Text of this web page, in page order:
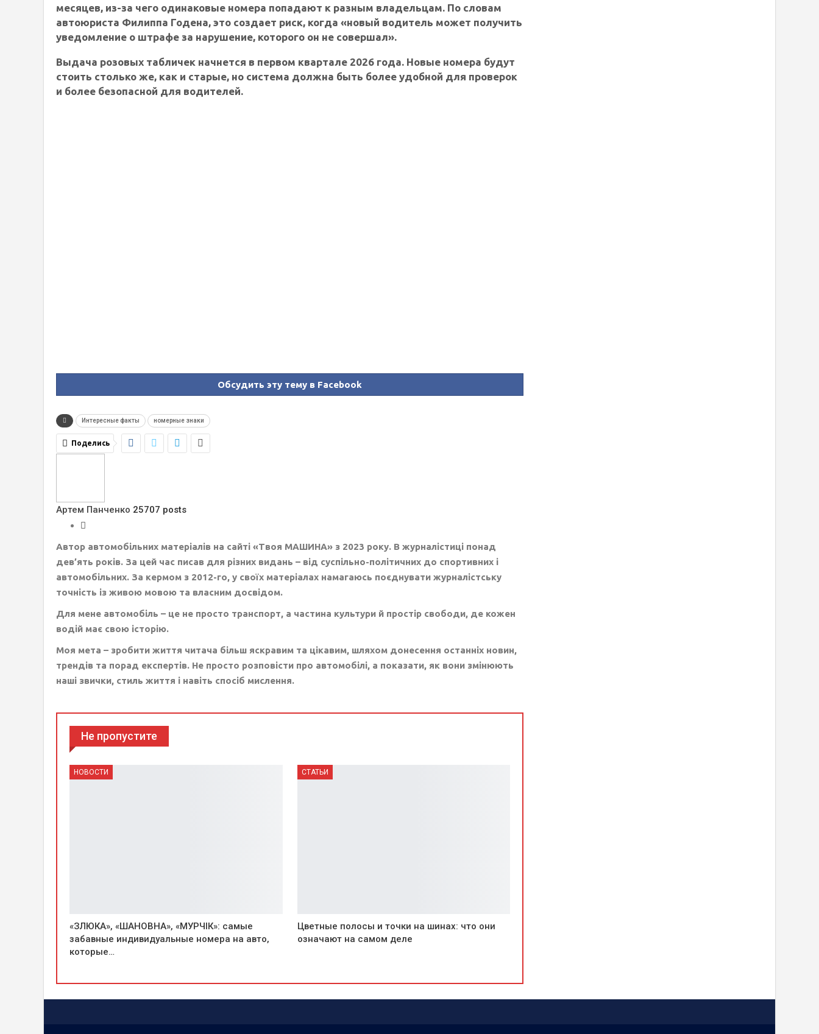
месяцев, из-за чего одинаковые номера попадают к разным владельцам. По словам
автоюриста Филиппа Годена, это создает риск, когда «новый водитель может получить
уведомление о штрафе за нарушение, которого он не совершал».
Выдача розовых табличек начнется в первом квартале 2026 года. Новые номера будут
стоить столько же, как и старые, но система должна быть более удобной для проверок
и более безопасной для водителей.
Обсудить эту тему в Facebook
Интересные факты номерные знаки
Поделись
Артем Панченко 25707 posts
Автор автомобільних матеріалів на сайті «Твоя МАШИНА» з 2023 року. В журналістиці понад
дев’ять років. За цей час писав для різних видань – від суспільно-політичних до спортивних і
автомобільних. За кермом з 2012-го, у своїх матеріалах намагаюсь поєднувати журналістську
точність із живою мовою та власним досвідом.
Для мене автомобіль – це не просто транспорт, а частина культури й простір свободи, де кожен
водій має свою історію.
Моя мета – зробити життя читача більш яскравим та цікавим, шляхом донесення останніх новин,
трендів та порад експертів. Не просто розповісти про автомобілі, а показати, як вони змінюють
наші звички, стиль життя і навіть спосіб мислення.
Не пропустите
НОВОСТИ
«ЗЛЮКА», «ШАНОВНА», «МУРЧІК»: самые
забавные индивидуальные номера на авто,
которые…
СТАТЬИ
Цветные полосы и точки на шинах: что они
означают на самом деле